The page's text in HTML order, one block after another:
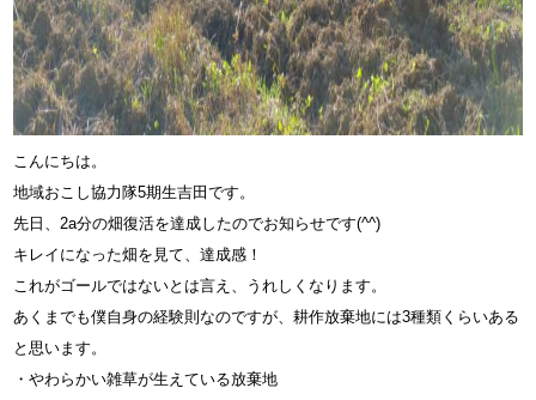
こんにちは。
地域おこし協力隊5期生吉田です。
先日、2a分の畑復活を達成したのでお知らせです(^^)
キレイになった畑を見て、達成感！
これがゴールではないとは言え、うれしくなります。
あくまでも僕自身の経験則なのですが、耕作放棄地には3種類くらいある
と思います。
・やわらかい雑草が生えている放棄地